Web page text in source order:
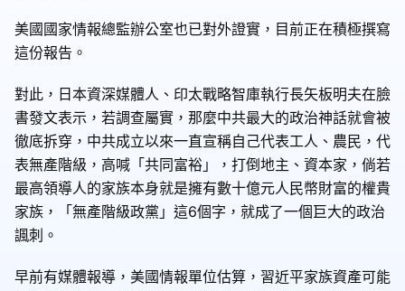
美國國家情報總監辦公室也已對外證實，目前正在積極撰寫
這份報告。
對此，日本資深媒體人、印太戰略智庫執行長矢板明夫在臉
書發文表示，若調查屬實，那麼中共最大的政治神話就會被
徹底拆穿，中共成立以來一直宣稱自己代表工人、農民，代
表無產階級，高喊「共同富裕」，打倒地主、資本家，倘若
最高領導人的家族本身就是擁有數十億元人民幣財富的權貴
家族，「無產階級政黨」這6個字，就成了一個巨大的政治
諷刺。
早前有媒體報導，美國情報單位估算，習近平家族資產可能